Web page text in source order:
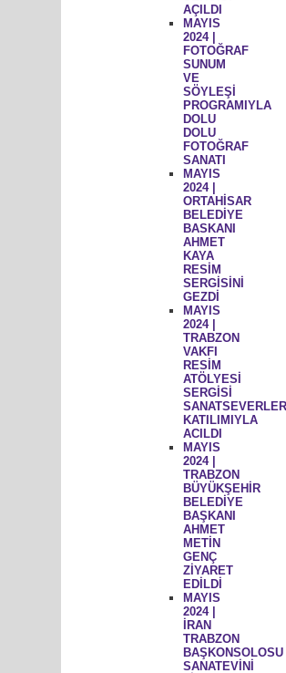
AÇILDI
MAYIS
2024 |
FOTOĞRAF
SUNUM
VE
SÖYLEŞİ
PROGRAMIYLA
DOLU
DOLU
FOTOĞRAF
SANATI
MAYIS
2024 |
ORTAHİSAR
BELEDİYE
BASKANI
AHMET
KAYA
RESİM
SERGİSİNİ
GEZDİ
MAYIS
2024 |
TRABZON
VAKFI
RESİM
ATÖLYESİ
SERGİSİ
KATILIMIYLA
ACILDI
MAYIS
2024 |
TRABZON
BÜYÜKŞEHİR
BELEDİYE
BAŞKANI
AHMET
METİN
GENÇ
ZİYARET
EDİLDİ
MAYIS
2024 |
İRAN
TRABZON
BAŞKONSOLOSU
SANATEVİNİ